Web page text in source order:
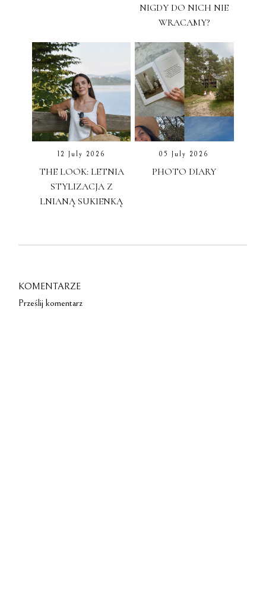
NIGDY DO NICH NIE
WRACAMY?
12 July 2026
THE LOOK: LETNIA
STYLIZACJA Z
LNIANĄ SUKIENKĄ
05 July 2026
PHOTO DIARY
KOMENTARZE
Prześlij komentarz